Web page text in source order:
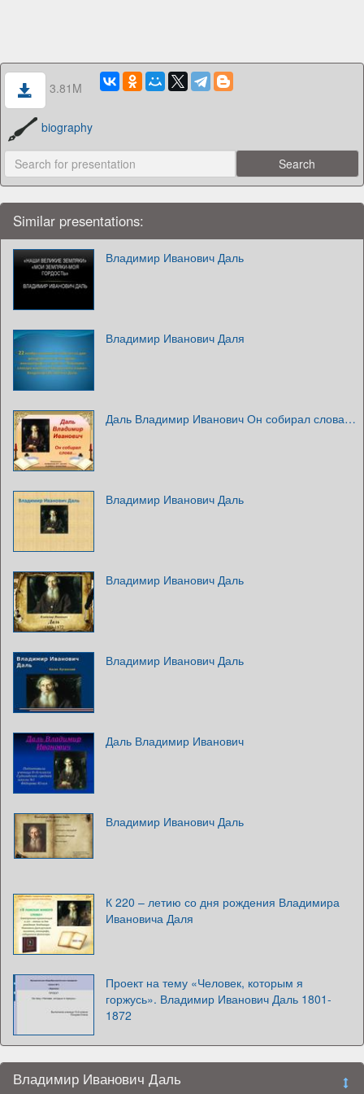
3.81M
biography
Similar presentations:
Владимир Иванович Даль
Владимир Иванович Даля
Даль Владимир Иванович Он собирал слова…
Владимир Иванович Даль
Владимир Иванович Даль
Владимир Иванович Даль
Даль Владимир Иванович
Владимир Иванович Даль
К 220 – летию со дня рождения Владимира
Ивановича Даля
Проект на тему «Человек, которым я
горжусь». Владимир Иванович Даль 1801-
1872
Владимир Иванович Даль